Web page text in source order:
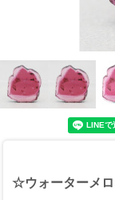
☆ウォーターメロ